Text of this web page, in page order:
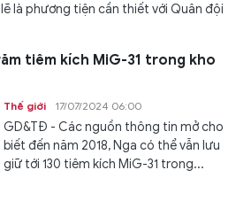
là phương tiện cần thiết với Quân đội
tiêm kích MiG-31 trong kho
Thế giới 17/07/2024 06:00
GD&TĐ - Các nguồn thông tin mở cho
biết đến năm 2018, Nga có thể vẫn lưu
giữ tới 130 tiêm kích MiG-31 trong...